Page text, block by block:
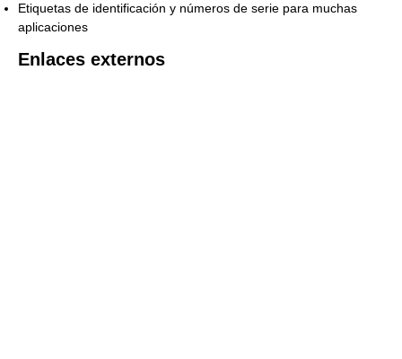
Etiquetas de identificación y números de serie para muchas
aplicaciones
Enlaces externos